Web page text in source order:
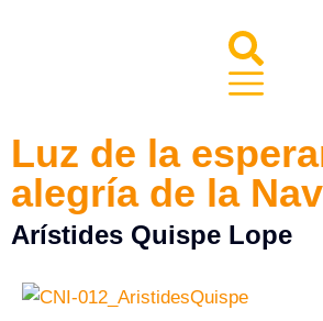
Luz de la
alegría de la
Arístides Quispe Lope